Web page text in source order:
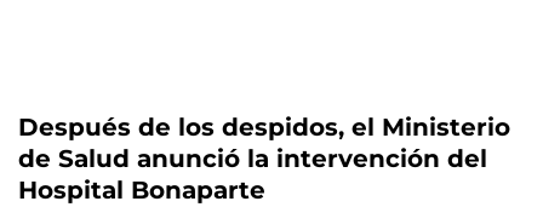
Después de los despidos, el Ministerio
de Salud anunció la intervención del
Hospital Bonaparte